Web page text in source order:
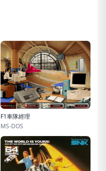
F1車隊經理
MS-DOS